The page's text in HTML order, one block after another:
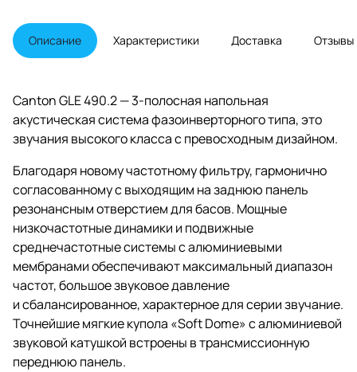
Описание Характеристики Доставка Отзывы
Canton GLE 490.2 — 3-полосная напольная
акустическая система фазоинверторного типа, это
звучания высокого класса с превосходным дизайном.
Благодаря новому частотному фильтру, гармонично
согласованному с выходящим на заднюю панель
резонансным отверстием для басов. Мощные
низкочастотные динамики и подвижные
среднечастотные системы с алюминиевыми
мембранами обеспечивают максимальный диапазон
частот, большое звуковое давление
и сбалансированное, характерное для серии звучание.
Точнейшие мягкие купола «Soft Dome» с алюминиевой
звуковой катушкой встроены в трансмиссионную
переднюю панель.